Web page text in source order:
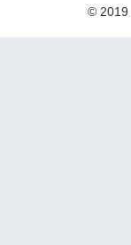
© 2019